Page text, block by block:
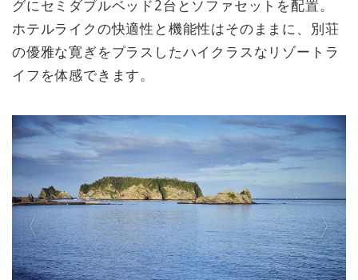
グにセミダブルベッド2台とソファセットを配置。
ホテルライクの快適性と機能性はそのままに、別荘
の優雅な寛ぎをプラスしたハイクラスなリゾートラ
イフを体感できます。